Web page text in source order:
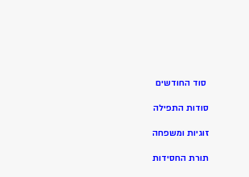
סוד החודשים
סודות התפילה
זוגיות ומשפחה
תורת החסידות